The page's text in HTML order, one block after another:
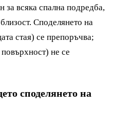
всяка спална подредба,
Споделянето на
стая) се препоръчва;
не се
споделянето на